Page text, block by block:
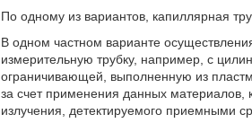
По одному из вариантов, капиллярная
В одном частном варианте
измерительную трубку, например, с
ограничивающей, выполненную из
за счет применения данных материалов,
излучения, детектируемого приемными